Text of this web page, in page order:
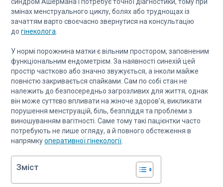
змінах менструального циклу, болях або труднощах із
зачаттям варто своєчасно звернутися на консультацію
догінеколога
У нормі порожнина матки є вільним простором, заповненим
функціональним ендометрієм. За наявності синехій цей
простір частково або значно звужується, а інколи майже
повністю закривається спайками. Сам по собі стан не
належить до безпосередньо загрозливих для життя, однак
він може суттєво впливати на жіноче здоров’я, викликати
порушення менструацій, біль, безпліддя та проблеми з
виношуванням вагітності. Саме тому такі пацієнтки часто
потребують не лише огляду, а й повного обстеження в
напрямкуоперативної гінекології
Зміст